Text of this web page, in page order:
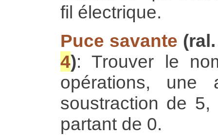
fil électrique.
Puce savante
4): Trouver le
opérations, une
soustraction de 5,
partant de 0.